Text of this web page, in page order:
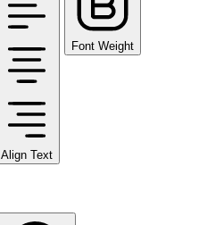
Align Text
Font Weight